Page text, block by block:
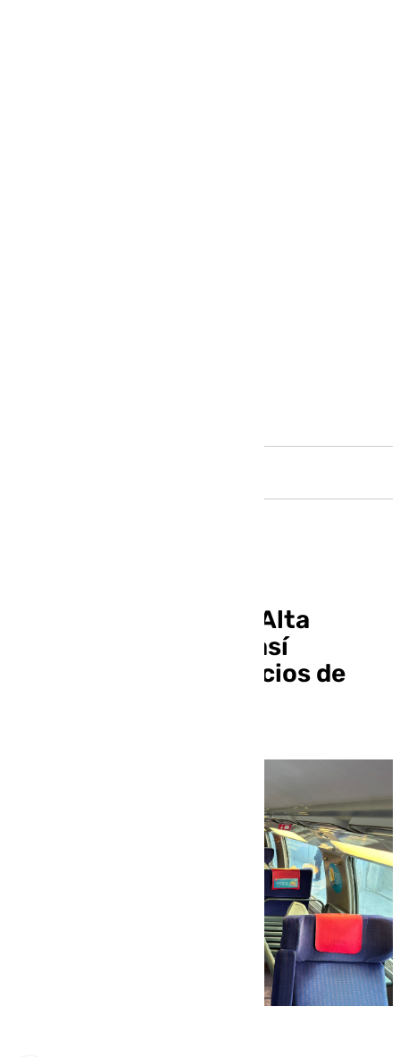
Ouigo revoluciona la Alta
Velocidad andaluza: así
compiten con los precios de